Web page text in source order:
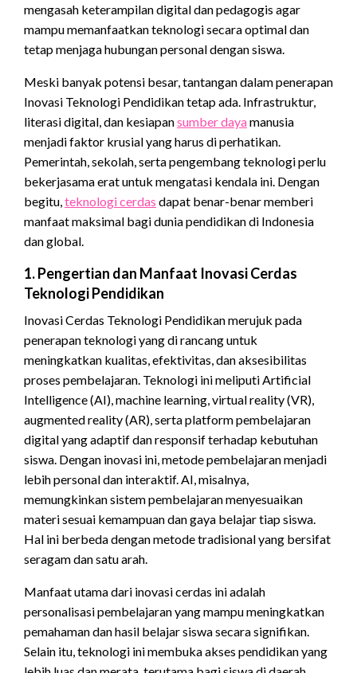
mengasah keterampilan digital dan pedagogis agar
mampu memanfaatkan teknologi secara optimal dan
tetap menjaga hubungan personal dengan siswa.
Meski banyak potensi besar, tantangan dalam penerapan
Inovasi Teknologi Pendidikan tetap ada. Infrastruktur,
literasi digital, dan kesiapansumber dayamanusia
menjadi faktor krusial yang harus di perhatikan.
Pemerintah, sekolah, serta pengembang teknologi perlu
bekerjasama erat untuk mengatasi kendala ini. Dengan
begitu, teknologi cerdas dapat benar-benar memberi
manfaat maksimal bagi dunia pendidikan di Indonesia
dan global.
1. Pengertian dan Manfaat Inovasi Cerdas
Teknologi Pendidikan
Inovasi Cerdas Teknologi Pendidikan merujuk pada
penerapan teknologi yang di rancang untuk
meningkatkan kualitas, efektivitas, dan aksesibilitas
proses pembelajaran. Teknologi ini meliputi Artificial
Intelligence (AI), machine learning, virtual reality (VR),
augmented reality (AR), serta platform pembelajaran
digital yang adaptif dan responsif terhadap kebutuhan
siswa. Dengan inovasi ini, metode pembelajaran menjadi
lebih personal dan interaktif. AI, misalnya,
memungkinkan sistem pembelajaran menyesuaikan
materi sesuai kemampuan dan gaya belajar tiap siswa.
Hal ini berbeda dengan metode tradisional yang bersifat
seragam dan satu arah.
Manfaat utama dari inovasi cerdas ini adalah
personalisasi pembelajaran yang mampu meningkatkan
pemahaman dan hasil belajar siswa secara signifikan.
Selain itu, teknologi ini membuka akses pendidikan yang